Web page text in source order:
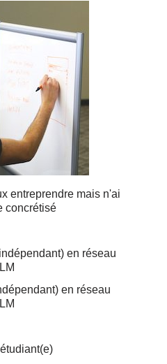
entreprendre mais n'ai
concrétisé
en réseau